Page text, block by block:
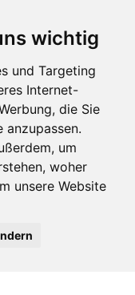
wichtig
und Targeting
Internet-
die Sie
anzupassen.
um
woher
unsere Website